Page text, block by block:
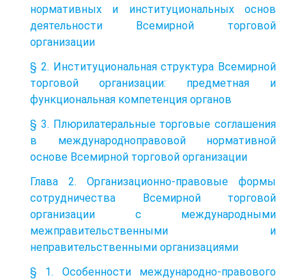
нормативных и институциональных основ
деятельности Всемирной торговой
организации
§ 2. Институциональная структура Всемирной
торговой организации: предметная и
функциональная компетенция органов
§ 3. Плюрилатеральные торговые соглашения
в международноправовой нормативной
основе Всемирной торговой организации
Глава 2. Организационно-правовые формы
сотрудничества Всемирной торговой
организации с международными
межправительственными и
неправительственными организациями
§ 1. Особенности международно-правового